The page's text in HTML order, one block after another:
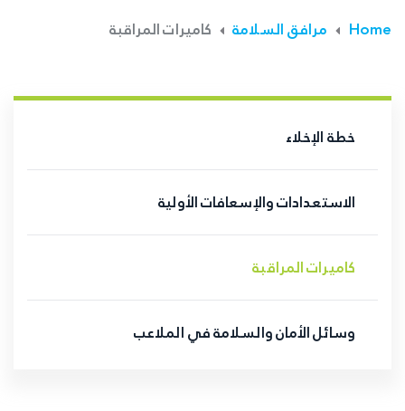
Home مرافق السلامة كاميرات المراقبة
خطة الإخلاء
الاستعدادات والإسعافات الأولية
كاميرات المراقبة
وسائل الأمان والسلامة في الملاعب